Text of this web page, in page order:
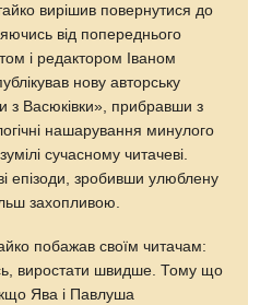
вирішив повернутися до
від попереднього
і редактором Іваном
нову авторську
з Васюківки», прибравши з
нашарування минулого
сучасному читачеві.
епізоди, зробивши улюблену
захопливою.
побажав своїм читачам:
виростати швидше. Тому що
Ява і Павлуша